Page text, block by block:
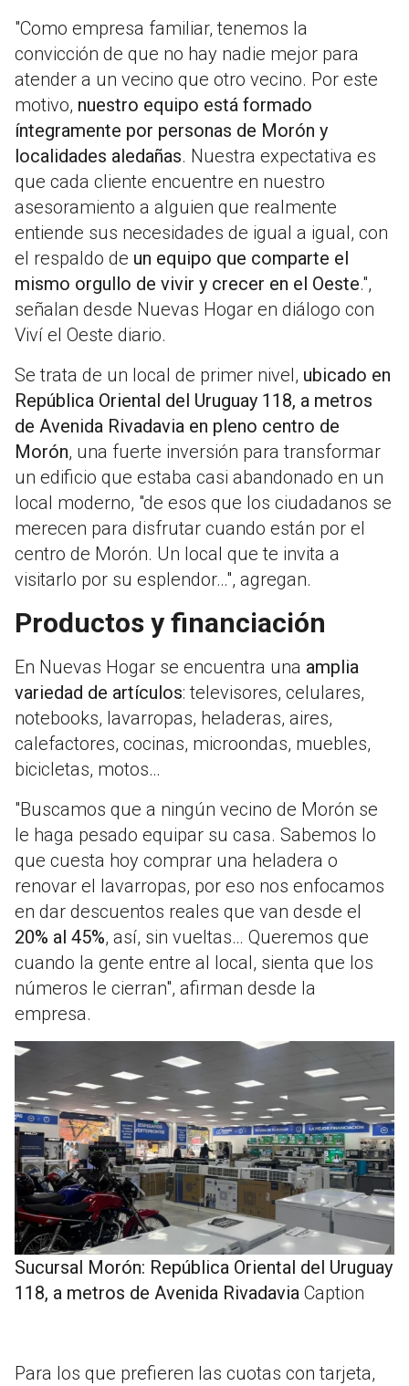
"Como empresa familiar, tenemos la
convicción de que no hay nadie mejor para
atender a un vecino que otro vecino. Por este
motivo, nuestro equipo está formado
íntegramente por personas de Morón y
localidades aledañas. Nuestra expectativa es
que cada cliente encuentre en nuestro
asesoramiento a alguien que realmente
entiende sus necesidades de igual a igual, con
el respaldo de un equipo que comparte el
mismo orgullo de vivir y crecer en el Oeste.",
señalan desde Nuevas Hogar en diálogo con
Viví el Oeste diario.
Se trata de un local de primer nivel, ubicado en
República Oriental del Uruguay 118, a metros
de Avenida Rivadavia en pleno centro de
Morón, una fuerte inversión para transformar
un edificio que estaba casi abandonado en un
local moderno, "de esos que los ciudadanos se
merecen para disfrutar cuando están por el
centro de Morón. Un local que te invita a
visitarlo por su esplendor…", agregan.
Productos y financiación
En Nuevas Hogar se encuentra una amplia
variedad de artículos: televisores, celulares,
notebooks, lavarropas, heladeras, aires,
calefactores, cocinas, microondas, muebles,
bicicletas, motos…
"Buscamos que a ningún vecino de Morón se
le haga pesado equipar su casa. Sabemos lo
que cuesta hoy comprar una heladera o
renovar el lavarropas, por eso nos enfocamos
en dar descuentos reales que van desde el
20% al 45%, así, sin vueltas… Queremos que
cuando la gente entre al local, sienta que los
números le cierran", afirman desde la
empresa.
Sucursal Morón: República Oriental del Uruguay
118, a metros de Avenida Rivadavia Caption
Para los que prefieren las cuotas con tarjeta,